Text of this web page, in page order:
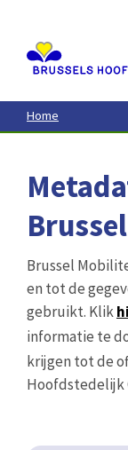
contenu
principal
Home
Brussel
en tot de
gebruikt. Klik
informatie te
krijgen tot de
Hoofdstedelijk